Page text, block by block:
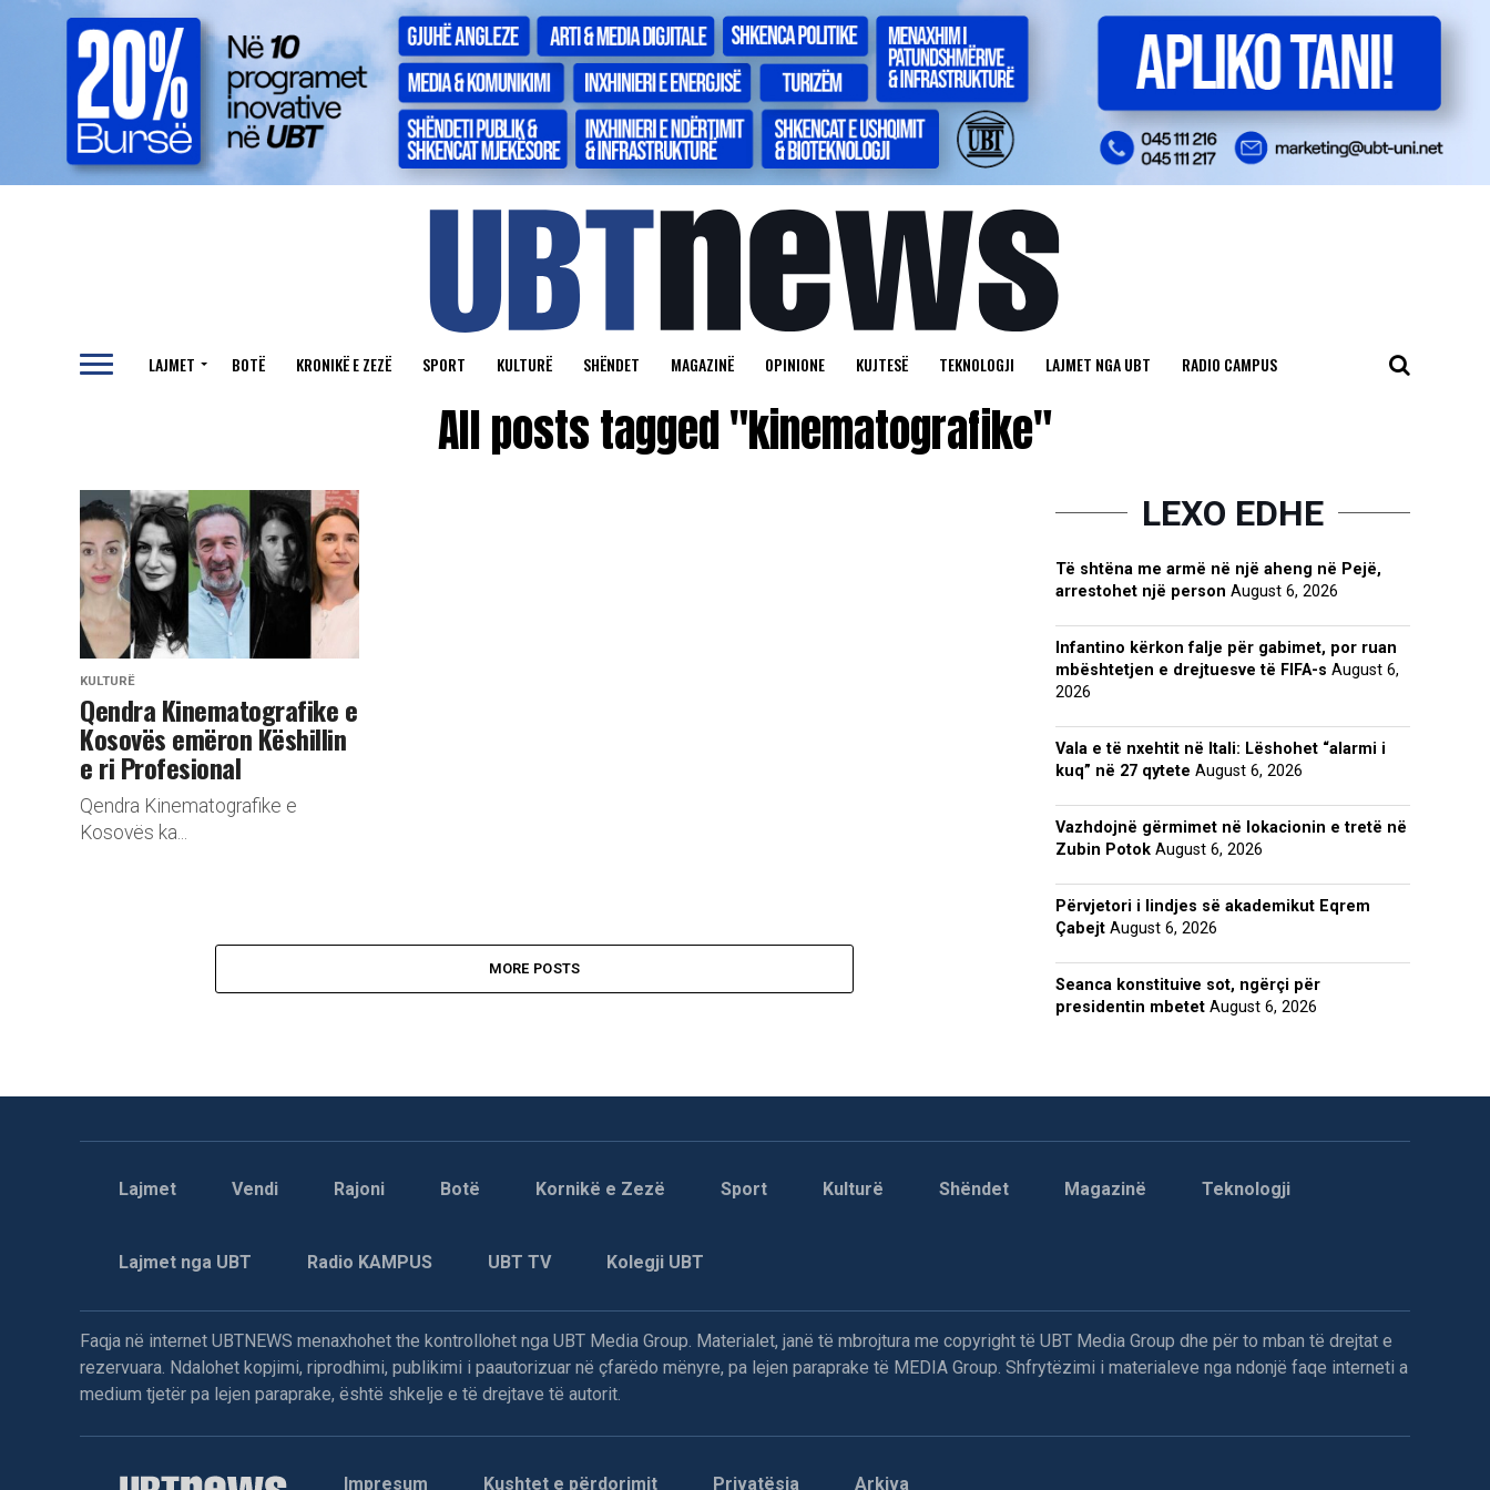
LAJMET BOTË KRONIKË E ZEZË SPORT KULTURË SHËNDET MAGAZINË OPINIONE KUJTESË TEKNOLOGJI LAJMET NGA UBT RADIO CAMPUS
All posts tagged "kinematografike"
KULTURË
Qendra Kinematografike e
Kosovës emëron Këshillin
e ri Profesional
Qendra Kinematografike e
Kosovës ka...
MORE POSTS
LEXO EDHE
Të shtëna me armë në një aheng në Pejë,
arrestohet një person August 6, 2026
Infantino kërkon falje për gabimet, por ruan
mbështetjen e drejtuesve të FIFA-s August 6,
2026
Vala e të nxehtit në Itali: Lëshohet “alarmi i
kuq” në 27 qytete August 6, 2026
Vazhdojnë gërmimet në lokacionin e tretë në
Zubin Potok August 6, 2026
Përvjetori i lindjes së akademikut Eqrem
Çabejt August 6, 2026
Seanca konstituive sot, ngërçi për
presidentin mbetet August 6, 2026
Lajmet Vendi Rajoni Botë Kornikë e Zezë Sport Kulturë Shëndet Magazinë Teknologji
Lajmet nga UBT Radio KAMPUS UBT TV Kolegji UBT
Faqja në internet UBTNEWS menaxhohet the kontrollohet nga UBT Media Group. Materialet, janë të mbrojtura me copyright të UBT Media Group dhe për to mban të drejtat e
rezervuara. Ndalohet kopjimi, riprodhimi, publikimi i paautorizuar në çfarëdo mënyre, pa lejen paraprake të MEDIA Group. Shfrytëzimi i materialeve nga ndonjë faqe interneti a
medium tjetër pa lejen paraprake, është shkelje e të drejtave të autorit.
Impresum Kushtet e përdorimit Privatësia Arkiva